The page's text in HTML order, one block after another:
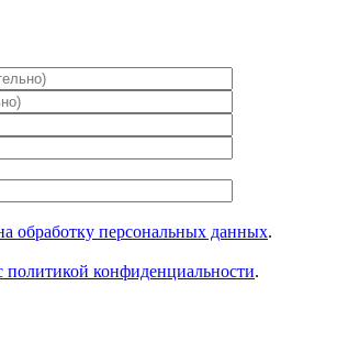
обработку персональных данных.
политикой конфиденциальности.